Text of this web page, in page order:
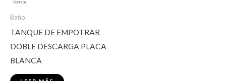
Baño
TANQUE DE EMPOTRAR
DOBLE DESCARGA PLACA
BLANCA